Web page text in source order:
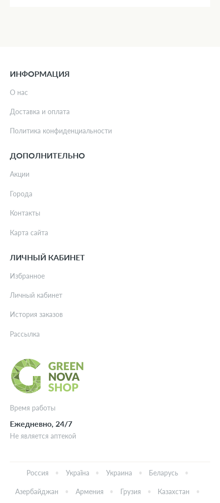
Время работы
Ежедневно, 24/7
Не является аптекой
ИНФОРМАЦИЯ
О нас
Доставка и оплата
Политика конфиденциальности
ДОПОЛНИТЕЛЬНО
Акции
Города
Контакты
Карта сайта
ЛИЧНЫЙ КАБИНЕТ
Избранное
Личный кабинет
История заказов
Рассылка
Россия Україна Украина Беларусь
Азербайджан Армения Грузия Казахстан